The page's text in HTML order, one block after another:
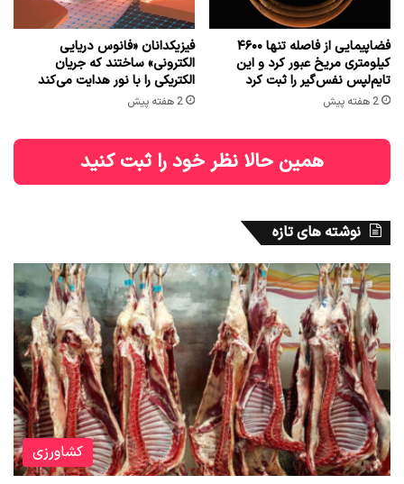
فضاپیمایی از فاصله تنها ۴۶۰۰
کیلومتری مریخ عبور کرد و این
تایم‌لپس نفس‌گیر را ثبت کرد
2 هفته پیش
فیزیکدانان «فانوس دریایی
الکترونی» ساختند که جریان
الکتریکی را با نور هدایت می‌کند
2 هفته پیش
همین حالا نظر خود را ثبت کنید
نوشته های تازه
کشاورزی